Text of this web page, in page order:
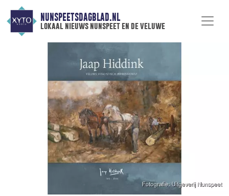
NUNSPEETSDAGBLAD.NL
lokaal nieuws nunspeet en de veluwe